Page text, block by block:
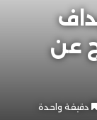
عن
دقيقة واحدة